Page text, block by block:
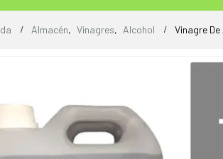
Almacén, Vinagres, Alcohol Vinagre